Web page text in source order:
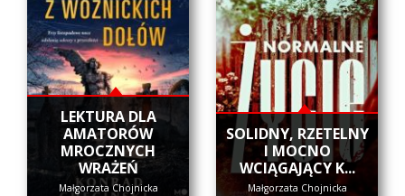
LEKTURA DLA
AMATORÓW
MROCZNYCH
WRAŻEŃ
Małgorzata Chojnicka
SOLIDNY, RZETELNY
I MOCNO
WCIĄGAJĄCY K...
Małgorzata Chojnicka